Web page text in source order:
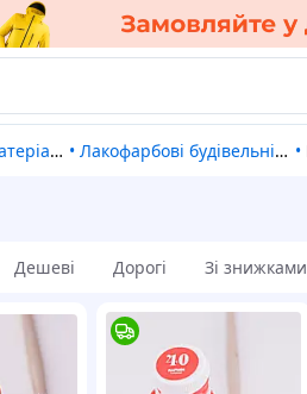
• Лакофарбові будівельні матеріали •
Дешеві Дорогі Зі знижками